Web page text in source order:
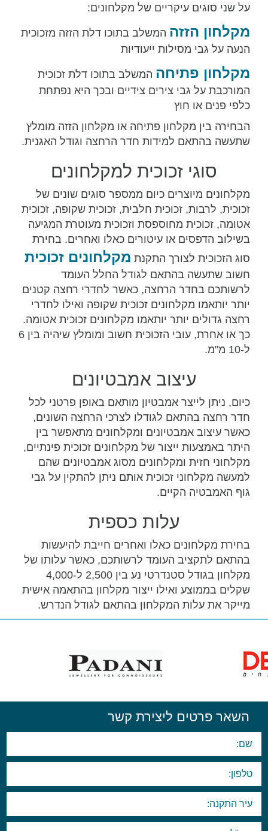
על שני סוגים עיקריים של מקלחונים:
מקלחון הזזה המשלב בתוכו דלת הזזה מזכוכית
הנעה על גבי מסילות ייעודיות
מקלחון פתיחה המשלב בתוכו דלת זכוכית
המורכבת על גבי צירים צידיים ובכך היא נפתחת
כלפי פנים או חוץ
הבחירה בין מקלחון פתיחה או מקלחון הזזה מומלץ
שתעשה בהתאם למידות חדר הרחצה וגודל האגנית.
סוגי זכוכית למקלחונים
מקלחונים מיוצרים כיום ממספר סוגים שונים של
זכוכית, לרבות, זכוכית חלבית, זכוכית שקופה, זכוכית
אטומה, זכוכית מחוספסת וזכוכית מעוטרת המגיעה
בשילוב הדפסים או עיטורים כאלו ואחרים. בחירת
סוג הזכוכית לצורך התקנת מקלחונים זכוכית
חשוב שתעשה בהתאם לגודל החלל העומד
לרשותכם בחדר הרחצה, כאשר לחדרי רחצה קטנים
יותר יותאמו מקלחונים זכוכית שקופה ואילו לחדרי
רחצה גדולים יותר יותאמו מקלחונים זכוכית אטומה.
כך או אחרת, עובי הזכוכית חשוב ומומלץ שיהיה בין 6
ל-10 מ"מ.
עיצוב אמבטיונים
כיום, ניתן לייצר אמבטיון מותאם באופן פרטני לכל
חדר רחצה בהתאם לגודלו לצרכי הרחצה השונים,
כאשר עיצוב אמבטיונים ומקלחונים מתאפשר בין
היתר באמצעות ייצור של מקלחונים זכוכית פינתיים,
מקלחוני חזית ומקלחונים מסוג אמבטיונים שהם
למעשה מקלחוני זכוכית אותם ניתן להתקין על גבי
גוף האמבטיה הקיים.
עלות כספית
בחירת מקלחונים כאלו ואחרים חייבת להיעשות
בהתאם לתקציב העומד לרשותכם, כאשר עלותו של
מקלחון בגודל סטנדרטי נע בין 2,500 ל-4,000
שקלים בממוצע ואילו ייצור מקלחון בהתאמה אישית
מייקר את עלות המקלחון בהתאם לגודל הנדרש.
השאר פרטים ליצירת קשר